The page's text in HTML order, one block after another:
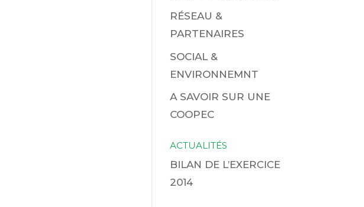
RÉSEAU &
PARTENAIRES
SOCIAL &
ENVIRONNEMNT
A SAVOIR SUR UNE
COOPEC
ACTUALITÉS
BILAN DE L’EXERCICE
2014